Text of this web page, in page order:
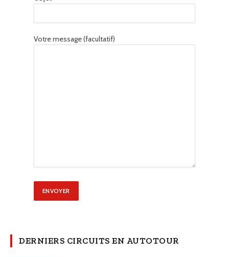
Votre message (facultatif)
DERNIERS CIRCUITS EN AUTOTOUR